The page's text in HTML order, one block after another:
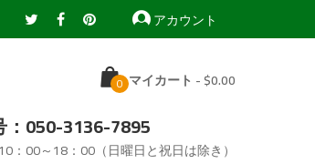
アカウント
マイカート -
：050-3136-7895
：00～18：00（日曜日と祝日は除き）